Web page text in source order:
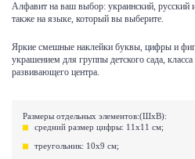
Алфавит на ваш выбор: украинский, русский
также на языке, который вы выберите.
Яркие смешные наклейки буквы, цифры и
украшением для группы детского сада,
развивающего центра.
Размеры отдельных элементов:(ШхВ):
средний размер цифры: 11x11 см;
треугольник: 10х9 см;